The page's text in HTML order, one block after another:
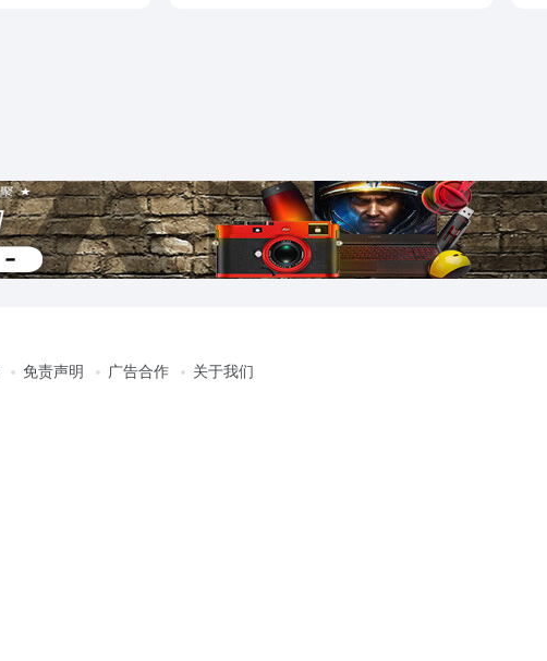
免责声明 广告合作 关于我们